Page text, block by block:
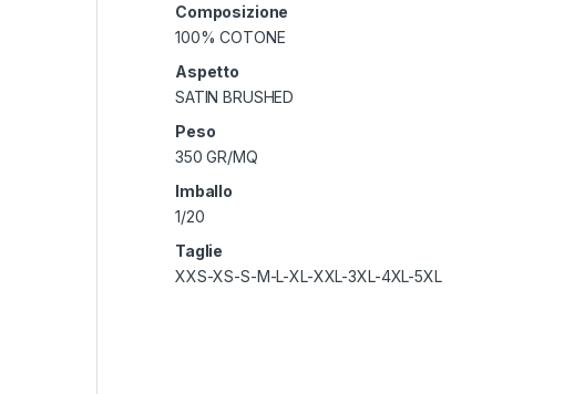
Composizione
100% COTONE
Aspetto
SATIN BRUSHED
Peso
350 GR/MQ
Imballo
1/20
Taglie
XXS-XS-S-M-L-XL-XXL-3XL-4XL-5XL